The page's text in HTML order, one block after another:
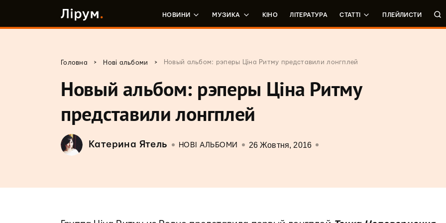
НОВИНИ МУЗИКА КІНО ЛІТЕРАТУРА СТАТТІ ПЛЕЙЛИСТИ
Головна > Нові альбоми > Новый альбом: рэперы Ціна Ритму представили лонгплей
Новый альбом: рэперы Ціна Ритму
представили лонгплей
Катерина Ятель НОВІ АЛЬБОМИ 26 Жовтня, 2016